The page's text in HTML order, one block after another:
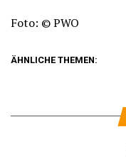
Foto: © PWO
ÄHNLICHE THEMEN: